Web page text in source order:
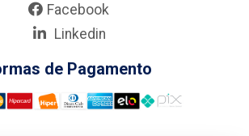
Facebook
Linkedin
de Pagamento